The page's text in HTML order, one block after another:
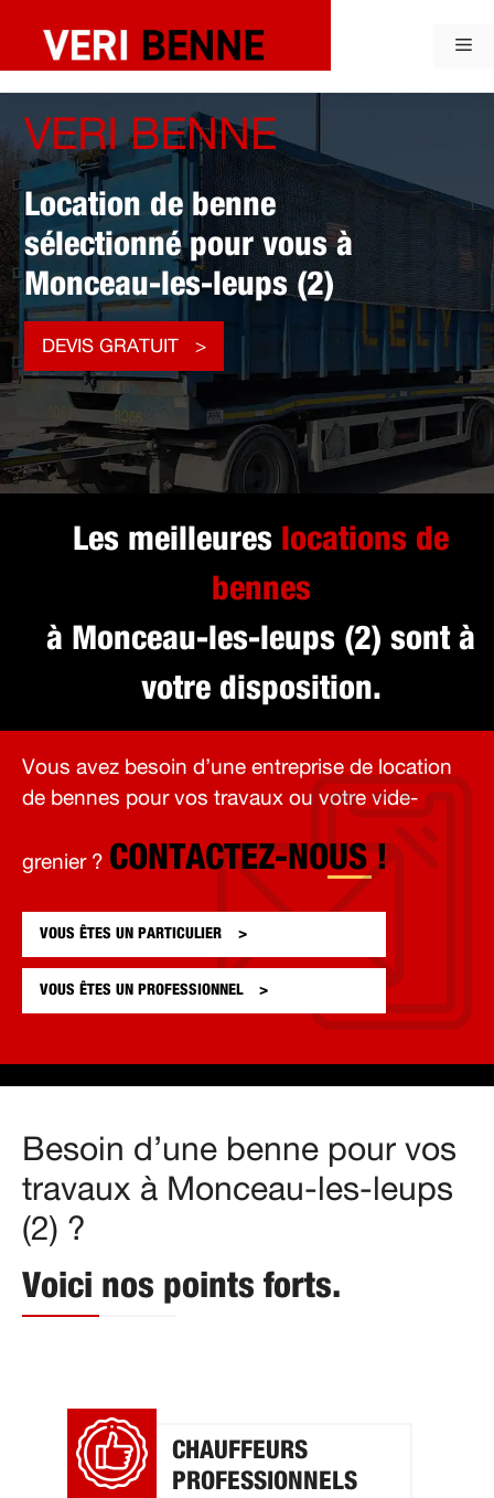
contenu
VERI BENNE
Location de benne
sélectionné pour vous à
Monceau-les-leups (2)
DEVIS GRATUIT
Les meilleures locations de
bennes
à Monceau-les-leups (2) sont à
votre disposition.
Vous avez besoin d’une entreprise de location
de bennes pour vos travaux ou votre vide-
grenier ? CONTACTEZ-NOUS !
VOUS ÊTES UN PARTICULIER
VOUS ÊTES UN PROFESSIONNEL
Besoin d’une benne pour vos
travaux à Monceau-les-leups
(2) ?
Voici nos points forts.
CHAUFFEURS
PROFESSIONNELS